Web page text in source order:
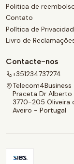
Politica de
Contato
Política de
Livro de
Contacte-nos
+351234737274
Telecom4Business
Praceta Dr Alberto
3770-205 Oliveira
Aveiro - Portugal